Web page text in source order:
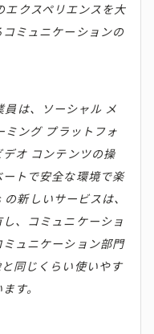
クスペリエンスを大
ミュニケーションの
は、ソーシャル メ
ミング プラットフォ
オ コンテンツの操
トで安全な環境で楽
新しいサービスは、
、コミュニケーショ
ュニケーション部門
同じくらい使いやす
す。